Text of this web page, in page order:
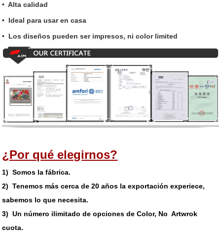
• Alta calidad
• Ideal para usar en casa
• Los diseños pueden ser impresos, ni color limited
¿Por qué elegirnos?
1) Somos la fábrica.
2) Tenemos más cerca de 20 años la exportación experiece,
sabemos lo que necesita.
3) Un número ilimitado de opciones de Color, No Artwrok
cuota.